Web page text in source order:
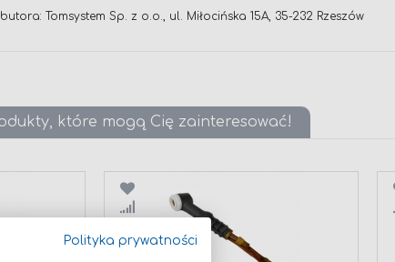
Tomsystem Sp. z o.o., ul. Miłocińska 15A, 35-232 Rzeszów
które mogą Cię zainteresować!
Porównaj
Polityka prywatności